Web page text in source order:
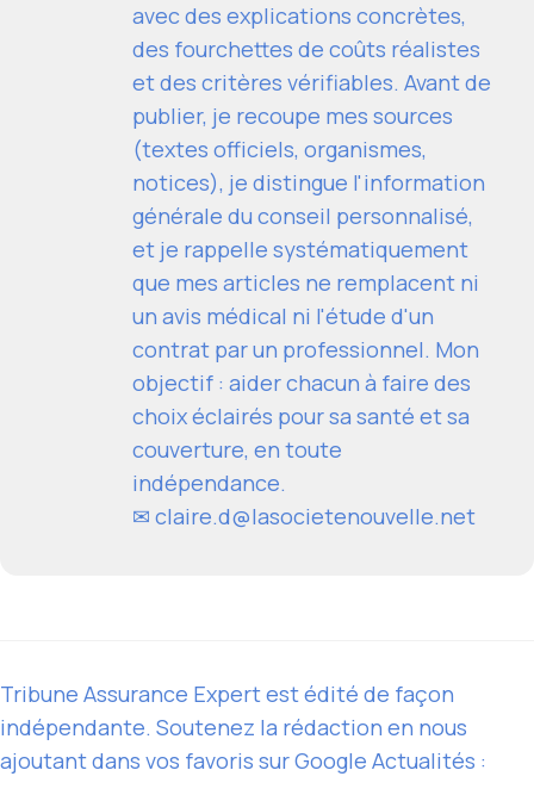
avec des explications concrètes,
des fourchettes de coûts réalistes
et des critères vérifiables. Avant de
publier, je recoupe mes sources
(textes officiels, organismes,
notices), je distingue l'information
générale du conseil personnalisé,
et je rappelle systématiquement
que mes articles ne remplacent ni
un avis médical ni l'étude d'un
contrat par un professionnel. Mon
objectif : aider chacun à faire des
choix éclairés pour sa santé et sa
couverture, en toute
indépendance.
✉ claire.d@lasocietenouvelle.net
Tribune Assurance Expert est édité de façon
indépendante. Soutenez la rédaction en nous
ajoutant dans vos favoris sur Google Actualités :